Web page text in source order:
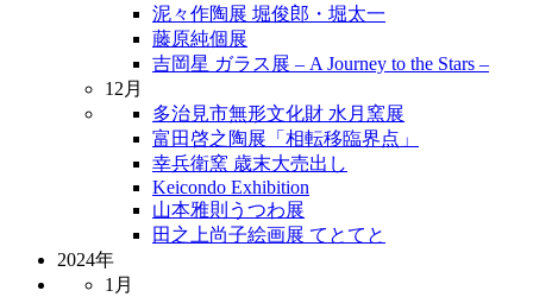
泥々作陶展 堀俊郎・堀太一
藤原純個展
吉岡星 ガラス展 – A Journey to the Stars –
12月
多治見市無形文化財 水月窯展
富田啓之陶展「相転移臨界点」
幸兵衛窯 歳末大売出し
Keicondo Exhibition
山本雅則うつわ展
田之上尚子絵画展 てとてと
2024年
1月